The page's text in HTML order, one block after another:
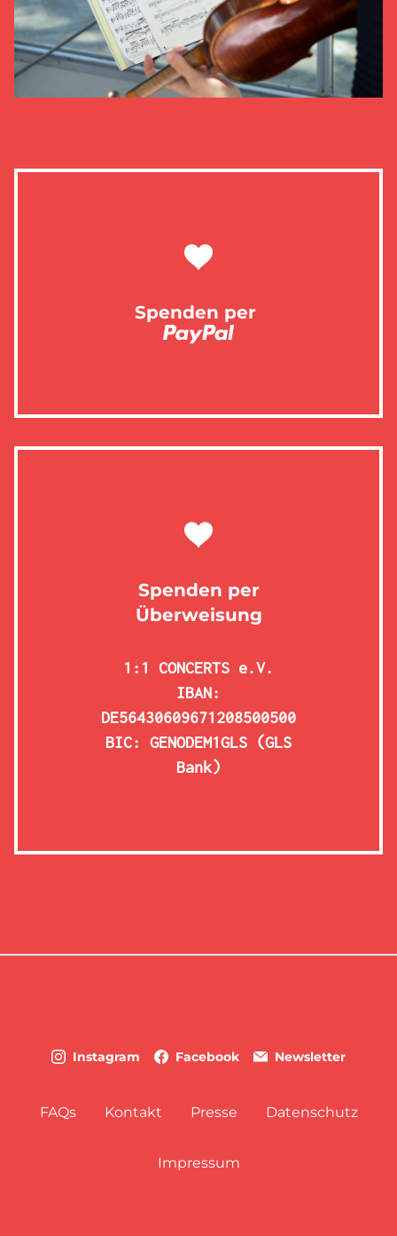
Spenden per
Spenden per
Überweisung
1:1 CONCERTS e.V.
IBAN:
DE56430609671208500500
BIC: GENODEM1GLS (GLS
Bank)
Instagram Facebook Newsletter
FAQs Kontakt Presse Datenschutz
Impressum